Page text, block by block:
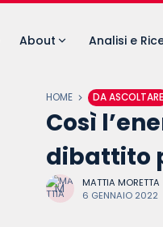
About Analisi e
HOME DA ASCOLTARE
Così
dibattito
MATTIA MORETTA
6 GENNAIO 2022